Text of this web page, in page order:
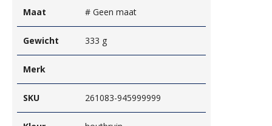
Maat # Geen maat
Gewicht 333 g
Merk
SKU 261083-945999999